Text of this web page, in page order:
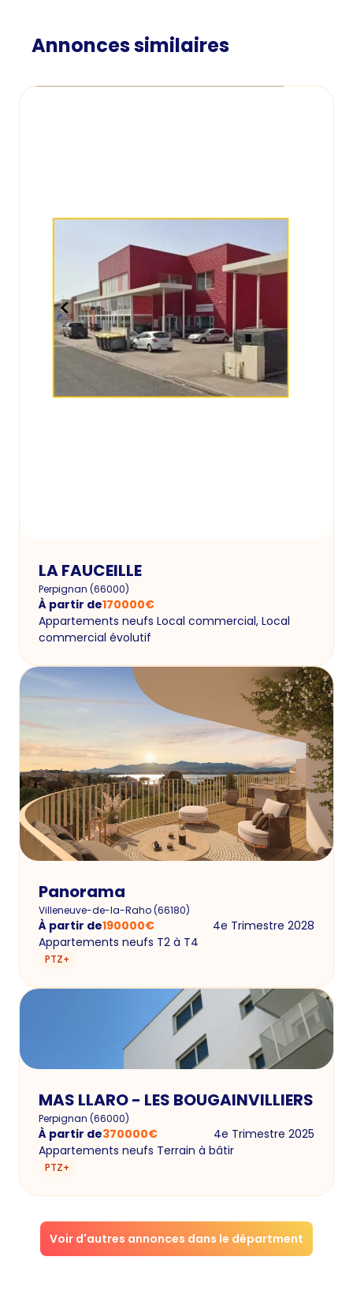
Annonces similaires
LA FAUCEILLE
Perpignan (66000)
À partir de170000€
Appartements neufs Local commercial, Local
commercial évolutif
Panorama
Villeneuve-de-la-Raho(66180)
À partir de190000€
4e Trimestre 2028
Appartements neufs T2 à T4
PTZ+
MAS LLARO - LES BOUGAINVILLIERS
Perpignan (66000)
À partir de370000€
4e Trimestre 2025
Appartements neufs Terrain à bâtir
PTZ+
Voir d'autres annonces dans le départment